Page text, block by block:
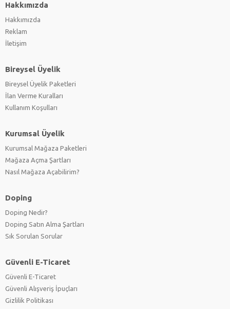
Hakkımızda
Hakkımızda
Reklam
İletişim
Bireysel Üyelik
Bireysel Üyelik Paketleri
İlan Verme Kuralları
Kullanım Koşulları
Kurumsal Üyelik
Kurumsal Mağaza Paketleri
Mağaza Açma Şartları
Nasıl Mağaza Açabilirim?
Doping
Doping Nedir?
Doping Satın Alma Şartları
Sık Sorulan Sorular
Güvenli E-Ticaret
Güvenli E-Ticaret
Güvenli Alışveriş İpuçları
Gizlilik Politikası